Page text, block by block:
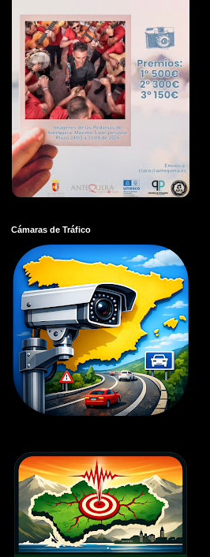
Cámaras de Tráfico